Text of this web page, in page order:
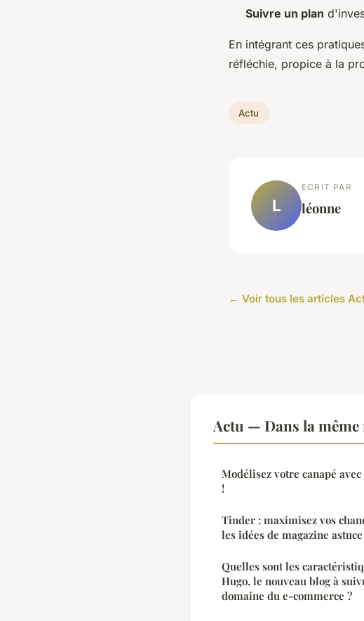
Suivre un plan
En intégrant ces
réfléchie, propice à la
Actu
L
ECRIT PAR
léonne
← Voir tous les articles
Actu — Dans la
Modélisez votre canapé
!
Tinder : maximisez vos
les idées de magazine astuce
Quelles sont les
Hugo, le nouveau blog à
domaine du e-commerce ?